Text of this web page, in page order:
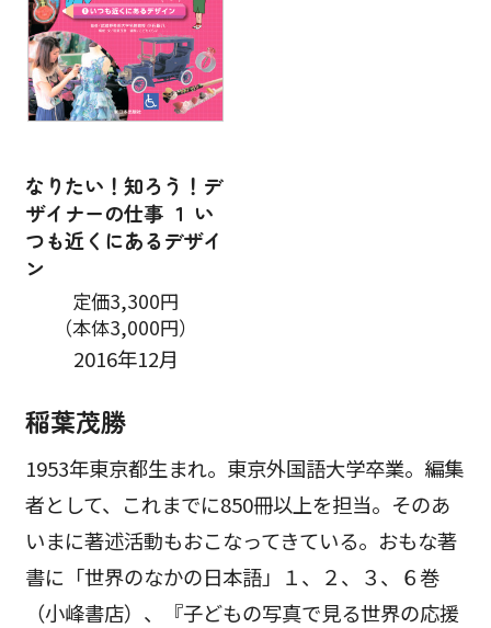
なりたい！知ろう！デ
ザイナーの仕事 １ い
つも近くにあるデザイ
ン
定価3,300円
（本体3,000円）
2016年12月
稲葉茂勝
1953年東京都生まれ。東京外国語大学卒業。編集
者として、これまでに850冊以上を担当。そのあ
いまに著述活動もおこなってきている。おもな著
書に「世界のなかの日本語」１、２、３、６巻
（小峰書店）、『子どもの写真で見る世界の応援